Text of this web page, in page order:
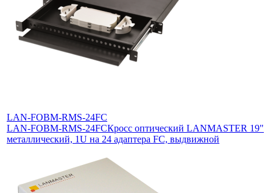
LAN-FOBM-RMS-24FC
LAN-FOBM-RMS-24FCКросс оптический LANMASTER 19"
металлический, 1U на 24 адаптера FC, выдвижной